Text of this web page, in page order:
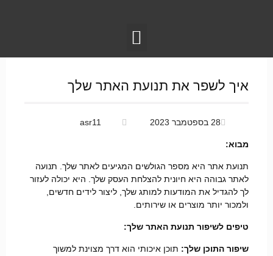
איך לשפר את תנועת האתר שלך
28 בספטמבר 2023 asr11
מבוא:
תנועת אתר היא מספר הגולשים המגיעים לאתר שלך. תנועה
לאתר גבוהה היא חיונית להצלחת העסק שלך. היא יכולה לעזור
לך להגדיל את המודעות למותג שלך, ליצור לידים חדשים,
ולמכור יותר מוצרים או שירותים.
טיפים לשיפור תנועת האתר שלך:
שיפור התוכן שלך: תוכן איכותי הוא דרך מצוינת למשוך